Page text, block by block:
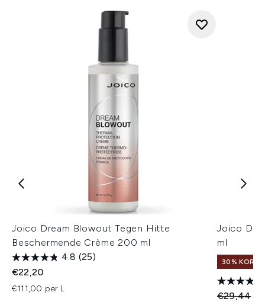
Joico Dream Blowout Tegen Hitte
Beschermende Crème 200 ml
4.8 (25)
€22,20
€111,00 per L
Joico
ml
30%
€29,44